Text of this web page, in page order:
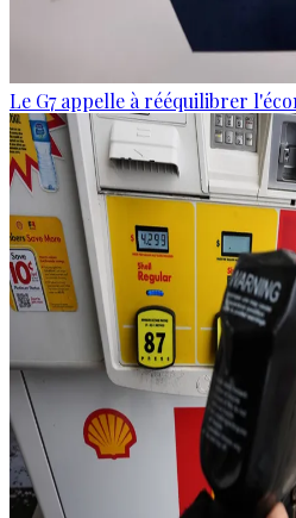
Le G7 appelle à rééquilibrer